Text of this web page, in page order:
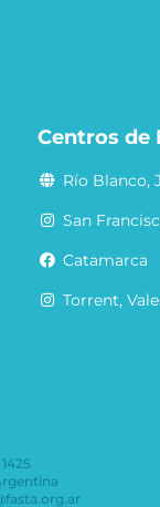
Centros de
Río Blanco,
San
Catamarca
Torrent,